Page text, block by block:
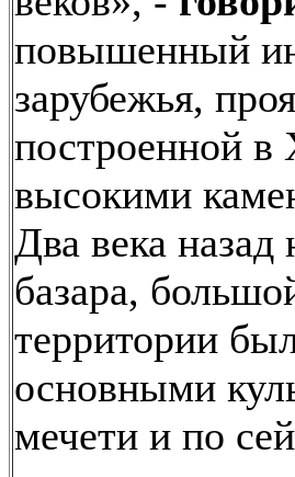
повышенный
зарубежья,
построенной
высокими
Два века назад
базара,
территории
основными
мечети и по